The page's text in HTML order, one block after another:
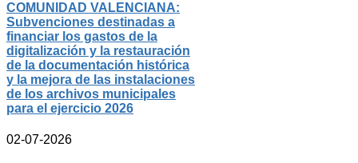
COMUNIDAD VALENCIANA:
Subvenciones destinadas a
financiar los gastos de la
digitalización y la restauración
de la documentación histórica
y la mejora de las instalaciones
de los archivos municipales
para el ejercicio 2026
02-07-2026